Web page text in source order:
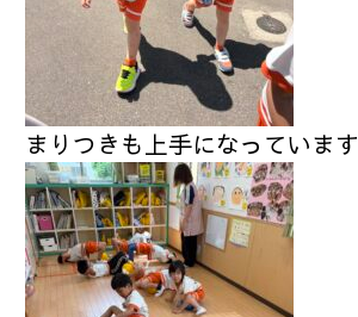
まりつきも上手になっています